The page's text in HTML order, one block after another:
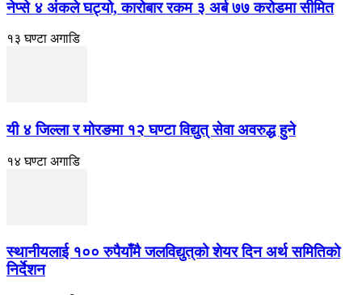
नेप्से ४ अंकले घट्यो, कारोबार रकम ३ अर्ब ७७ करोडमा सीमित
१३ घण्टा अगाडि
यी ४ जिल्ला र मोरङमा १२ घण्टा विद्युत् सेवा अवरुद्ध हुने
१४ घण्टा अगाडि
स्थानीयलाई १०० रुपैयाँमै जलविद्युत्‌को शेयर दिन अर्थ समितिको
निर्देशन